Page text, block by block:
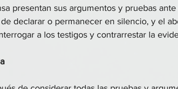
presentan sus argumentos y pruebas
declarar o permanecer en silencio, y el
a los testigos y contrarrestar la